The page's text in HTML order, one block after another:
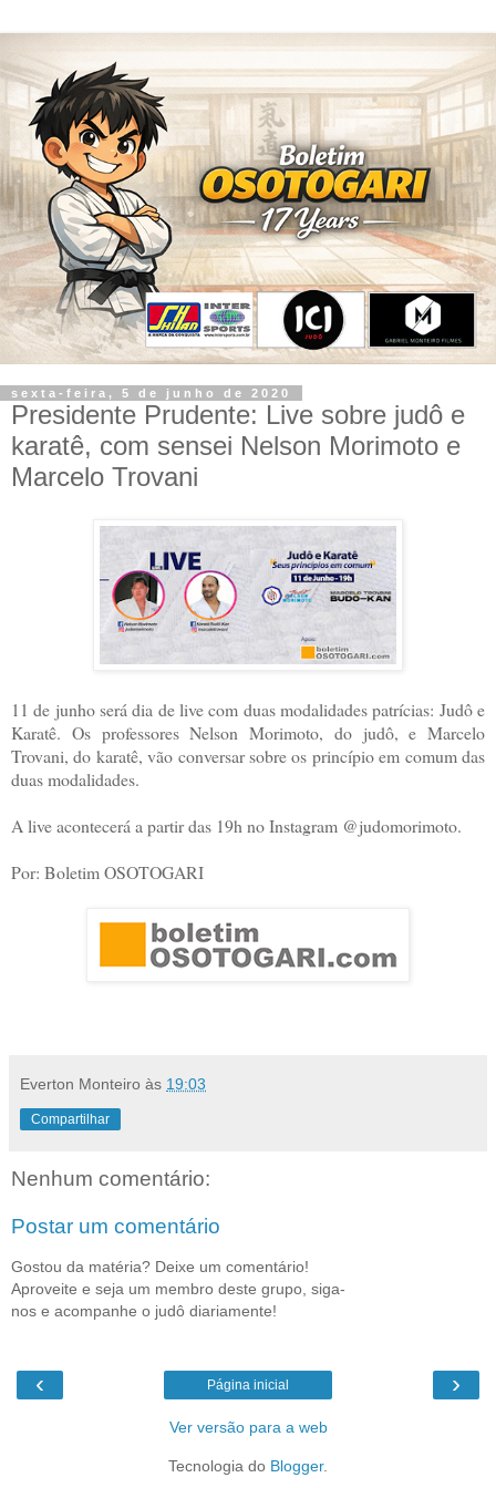
sexta-feira, 5 de junho de 2020
Presidente Prudente: Live sobre judô e
karatê, com sensei Nelson Morimoto e
Marcelo Trovani
11 de junho será dia de live com duas modalidades patrícias: Judô e
Karatê. Os professores Nelson Morimoto, do judô, e Marcelo
Trovani, do karatê, vão conversar sobre os princípio em comum das
duas modalidades.
A live acontecerá a partir das 19h no Instagram @judomorimoto.
Por: Boletim OSOTOGARI
Everton Monteiro às 19:03
Compartilhar
Nenhum comentário:
Postar um comentário
Gostou da matéria? Deixe um comentário!
Aproveite e seja um membro deste grupo, siga-
nos e acompanhe o judô diariamente!
‹ ›
Página inicial
Ver versão para a web
Tecnologia do Blogger.